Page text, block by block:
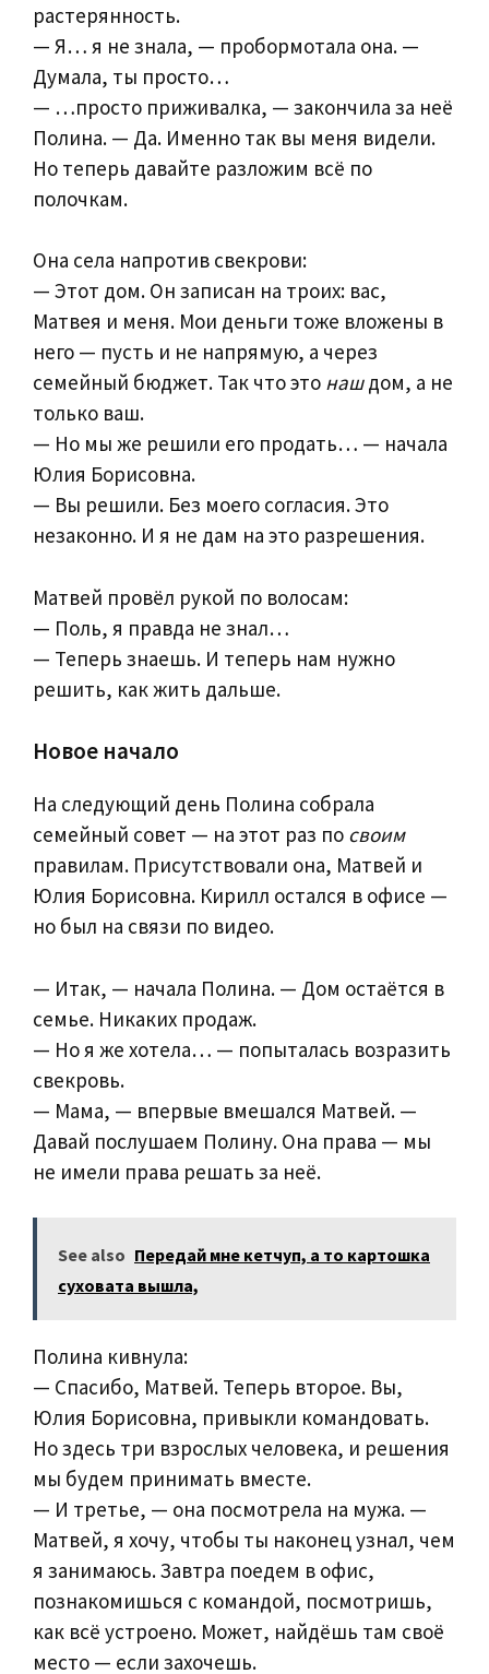
растерянность.
— Я… я не знала, — пробормотала она. —
Думала, ты просто…
— …просто приживалка, — закончила за неё
Полина. — Да. Именно так вы меня видели.
Но теперь давайте разложим всё по
полочкам.
Она села напротив свекрови:
— Этот дом. Он записан на троих: вас,
Матвея и меня. Мои деньги тоже вложены в
него — пусть и не напрямую, а через
семейный бюджет. Так что это нашдом, а не
только ваш.
— Но мы же решили его продать… — начала
Юлия Борисовна.
— Вы решили. Без моего согласия. Это
незаконно. И я не дам на это разрешения.
Матвей провёл рукой по волосам:
— Поль, я правда не знал…
— Теперь знаешь. И теперь нам нужно
решить, как жить дальше.
Новое начало
На следующий день Полина собрала
семейный совет — на этот раз по своим
правилам. Присутствовали она, Матвей и
Юлия Борисовна. Кирилл остался в офисе —
но был на связи по видео.
— Итак, — начала Полина. — Дом остаётся в
семье. Никаких продаж.
— Но я же хотела… — попыталась возразить
свекровь.
— Мама, — впервые вмешался Матвей. —
Давай послушаем Полину. Она права — мы
не имели права решать за неё.
See also Передай мне кетчуп, а то картошка
суховата вышла,
Полина кивнула:
— Спасибо, Матвей. Теперь второе. Вы,
Юлия Борисовна, привыкли командовать.
Но здесь три взрослых человека, и решения
мы будем принимать вместе.
— И третье, — она посмотрела на мужа. —
Матвей, я хочу, чтобы ты наконец узнал, чем
я занимаюсь. Завтра поедем в офис,
познакомишься с командой, посмотришь,
как всё устроено. Может, найдёшь там своё
место — если захочешь.